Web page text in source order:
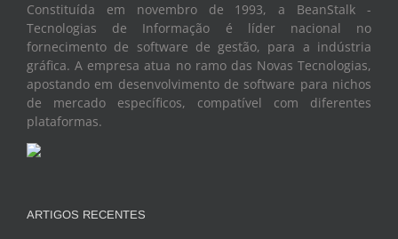
Constituída em novembro de 1993, a BeanStalk -
Tecnologias de Informação é líder nacional no
fornecimento de software de gestão, para a indústria
gráfica. A empresa atua no ramo das Novas Tecnologias,
apostando em desenvolvimento de software para nichos
de mercado específicos, compatível com diferentes
plataformas.
ARTIGOS RECENTES